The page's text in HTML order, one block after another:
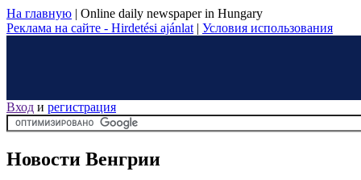
На главную | Online daily newspaper in Hungary
Реклама на сайте - Hirdetési ajánlat | Условия использования
Вход и регистрация
Новости Венгрии